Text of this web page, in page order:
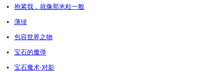
抱紧我，就像那米粒一般
薄绿
包容世界之物
宝石的魔弹
宝石魔术·对影